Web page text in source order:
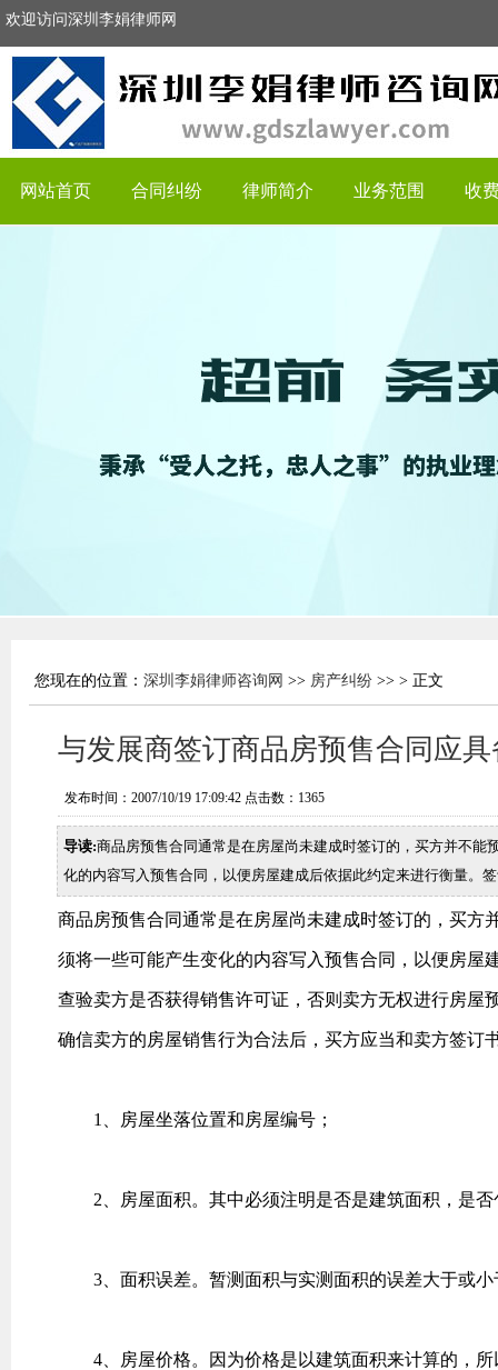
欢迎访问深圳李娟律师网
网站首页 合同纠纷 律师简介 业务范围 收
您现在的位置： 深圳李娟律师咨询网 >> 房产纠纷 >> > 正文
与发展商签订商品房预售合同应
发布时间：2007/10/19 17:09:42 点击数： 1365
导读:商品房预售合同通常是在房屋尚未建成时签订的，买方并不
化的内容写入预售合同，以便房屋建成后依据此约定来进行衡量。
商品房预售合同通常是在房屋尚未建成时签订的，买方
须将一些可能产生变化的内容写入预售合同，以便房屋
查验卖方是否获得销售许可证，否则卖方无权进行房屋
确信卖方的房屋销售行为合法后，买方应当和卖方签订
1、房屋坐落位置和房屋编号；
2、房屋面积。其中必须注明是否是建筑面积，是否
3、面积误差。暂测面积与实测面积的误差大于或小
4、房屋价格。因为价格是以建筑面积来计算的，所